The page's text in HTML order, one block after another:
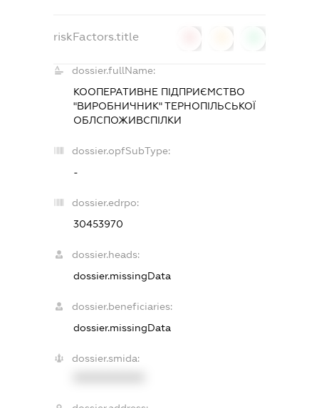
riskFactors.title
dossier.fullName:
КООПЕРАТИВНЕ ПІДПРИЄМСТВО
"ВИРОБНИЧНИК" ТЕРНОПІЛЬСЬКОЇ
ОБЛСПОЖИВСПІЛКИ
dossier.opfSubType:
-
dossier.edrpo:
30453970
dossier.heads:
dossier.missingData
dossier.beneficiaries:
dossier.missingData
dossier.smida: